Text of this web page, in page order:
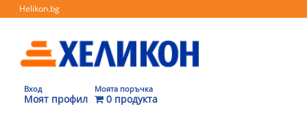
Helikon.bg
Вход
Моят профил
Моята поръчка
0 продукта